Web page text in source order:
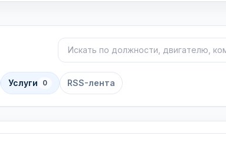
Поиск объявлений
Сортировка
Услуги 0 RSS-лента